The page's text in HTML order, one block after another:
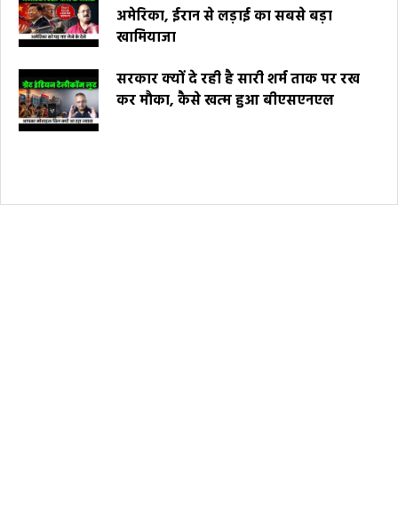
अमेरिका, ईरान से लड़ाई का सबसे बड़ा
खामियाजा
सरकार क्यों दे रही है सारी शर्म ताक पर रख
कर मौका, कैसे खत्म हुआ बीएसएनएल